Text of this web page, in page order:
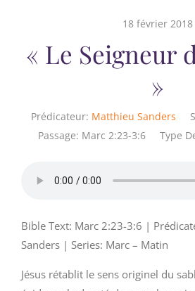
18 février 2018
« Le Seigneur
»
Prédicateur: Matthieu Sanders
Passage: Marc 2:23-3:6 Type
Bible Text: Marc 2:23-3:6 |
Sanders | Series: Marc – Matin
Jésus rétablit le sens originel du